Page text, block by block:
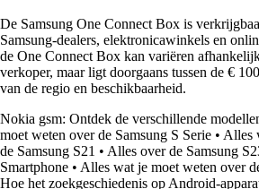
De Samsung One Connect Box is
Samsung-dealers, elektronicawinkels en
de One Connect Box kan variëren
verkoper, maar ligt doorgaans tussen de €
van de regio en beschikbaarheid.
Nokia gsm: Ontdek de verschillende
moet weten over de Samsung S Serie • Alles
de Samsung S21 • Alles over de Samsung
Smartphone • Alles wat je moet weten over
Hoe het zoekgeschiedenis op Android-